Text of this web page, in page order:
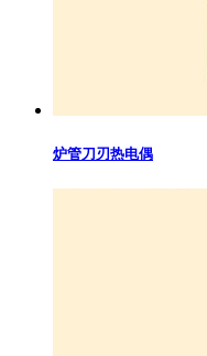
炉管刀刃热电偶